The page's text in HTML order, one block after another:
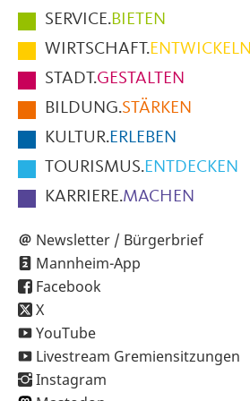
Hauptmenüpunkte
im
Fußbereich
der
Seite
SERVICE.BIETEN
WIRTSCHAFT.ENTWICKELN
STADT.GESTALTEN
BILDUNG.STÄRKEN
KULTUR.ERLEBEN
TOURISMUS.ENTDECKEN
KARRIERE.MACHEN
Newsletter / Bürgerbrief
Mannheim-App
Facebook
X
YouTube
Livestream Gremiensitzungen
Instagram